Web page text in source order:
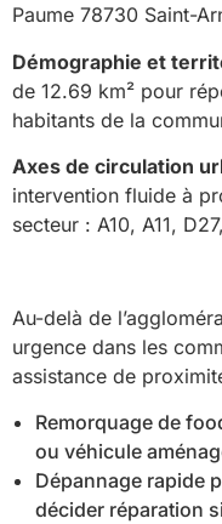
Paume 78730 Saint-
Démographie et
de 12.69 km² pour
habitants de la
Axes de circulation
intervention fluide à
secteur : A10, A11,
Au-delà de
urgence dans les
assistance de
Remorquage de
ou véhicule
Dépannage rapide
décider réparation